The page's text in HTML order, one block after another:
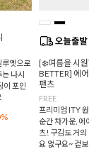
루엣으로
나시
이 포인
[❄️여름을 시
BETTER] 에
팬츠
FREE
프리미엄 ITY
순간 차가운, 에
츠! 구김도 거의
요 없구요~ 겉